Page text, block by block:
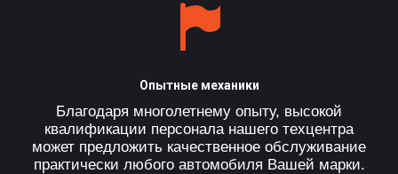
Опытные механики
Благодаря многолетнему опыту, высокой
квалификации персонала нашего техцентра
может предложить качественное обслуживание
практически любого автомобиля Вашей марки.